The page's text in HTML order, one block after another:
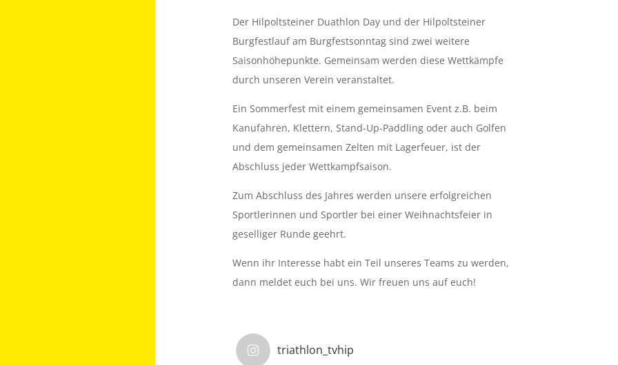
Der Hilpoltsteiner Duathlon Day und der Hilpoltsteiner
Burgfestlauf am Burgfestsonntag sind zwei weitere
Saisonhöhepunkte. Gemeinsam werden diese Wettkämpfe
durch unseren Verein veranstaltet.
Ein Sommerfest mit einem gemeinsamen Event z.B. beim
Kanufahren, Klettern, Stand-Up-Paddling oder auch Golfen
und dem gemeinsamen Zelten mit Lagerfeuer, ist der
Abschluss jeder Wettkampfsaison.
Zum Abschluss des Jahres werden unsere erfolgreichen
Sportlerinnen und Sportler bei einer Weihnachtsfeier in
geselliger Runde geehrt.
Wenn ihr Interesse habt ein Teil unseres Teams zu werden,
dann meldet euch bei uns. Wir freuen uns auf euch!
triathlon_tvhip